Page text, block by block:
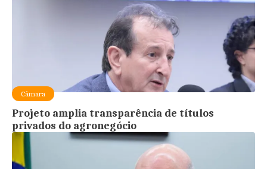
Câmara
Projeto amplia transparência de títulos
privados do agronegócio